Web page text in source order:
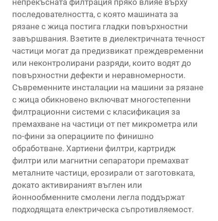
непрекъсната филтрация пряко влияе върху
последователността, с която машината за
рязане с жица постига гладки повърхностни
завършвания. Взетите в диелектричната течност
частици могат да предизвикат преждевременни
или неконтролирани разряди, които водят до
повърхностни дефекти и неравномерности.
Съвременните инсталации на машини за рязане
с жица обикновено включват многостепенни
филтрационни системи с класификация за
премахване на частици от пет микрометра или
по-фини за операциите по финишно
обработване. Хартиени филтри, картридж
филтри или магнитни сепаратори премахват
металните частици, ерозирали от заготовката,
докато активираният въглен или
йоннообменните смолени легла поддържат
подходящата електрическа съпротивляемост.